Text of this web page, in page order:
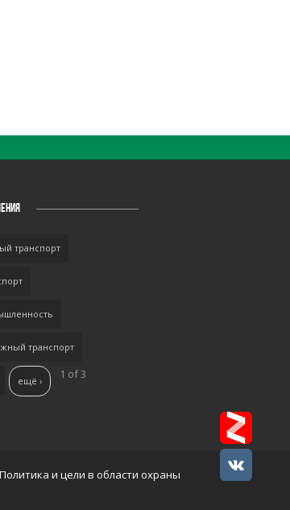
транспорт
транспорт
1 of 3
ещё ›
Политика и цели в области охраны